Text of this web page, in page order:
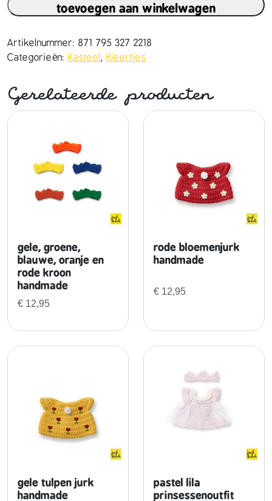
e
o
n
g
a
toevoegen aan winkelwagen
Artikelnummer: 871 795 327 2218
Categorieën: Kasteel, Kleertjes
Gerelateerde producten
gele, groene,
blauwe, oranje en
rode kroon
handmade
€ 12,95
rode bloemenjurk
handmade
€ 12,95
gele tulpen jurk
handmade
pastel lila
prinsessenoutfit